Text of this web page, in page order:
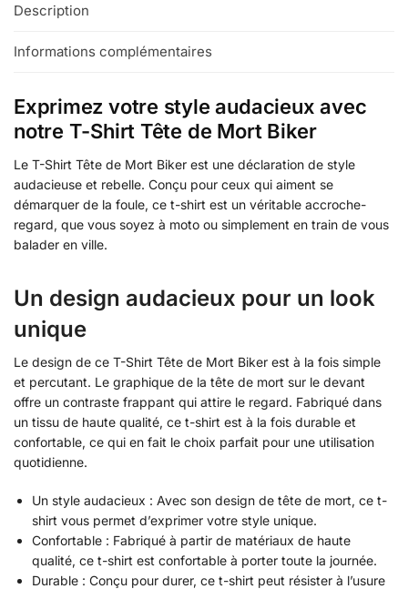
Description
Informations complémentaires
Exprimez votre style audacieux avec
notre T-Shirt Tête de Mort Biker
Le T-Shirt Tête de Mort Biker est une déclaration de style
audacieuse et rebelle. Conçu pour ceux qui aiment se
démarquer de la foule, ce t-shirt est un véritable accroche-
regard, que vous soyez à moto ou simplement en train de vous
balader en ville.
Un design audacieux pour un look
unique
Le design de ce T-Shirt Tête de Mort Biker est à la fois simple
et percutant. Le graphique de la tête de mort sur le devant
offre un contraste frappant qui attire le regard. Fabriqué dans
un tissu de haute qualité, ce t-shirt est à la fois durable et
confortable, ce qui en fait le choix parfait pour une utilisation
quotidienne.
Un style audacieux : Avec son design de tête de mort, ce t-
shirt vous permet d’exprimer votre style unique.
Confortable : Fabriqué à partir de matériaux de haute
qualité, ce t-shirt est confortable à porter toute la journée.
Durable : Conçu pour durer, ce t-shirt peut résister à l’usure